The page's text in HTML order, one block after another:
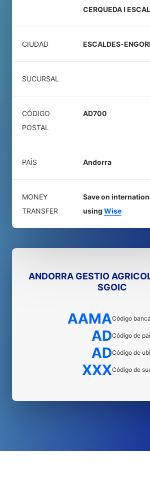
CERQUEDA I
CIUDAD ESCALDES-
SUCURSAL
CÓDIGO
POSTAL
AD700
PAÍS Andorra
MONEY
TRANSFER
Save on
using Wise
ANDORRA GESTIO
SGOIC
AAMACódigo
ADCódigo de
ADCódigo de
XXXCódigo de